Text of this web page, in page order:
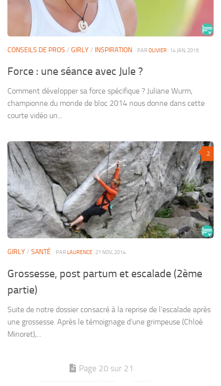
CONSEILS DE PROS / GIRLY/ INSPIRATION · PAR OLIVIER · 14 JAN, 2015
Force : une séance avec Jule ?
Comment développer sa force spécifique ? Juliane Wurm,
championne du monde de bloc 2014 nous donne dans cette
courte vidéo un...
2
GIRLY/ SANTÉ · PAR LAURENCE · 27 NOV, 2014
Grossesse, post partum et escalade (2ème
partie)
Suite de notre dossier consacré à la reprise de l’escalade après
une grossesse. Après le témoignage d’une grimpeuse (Chloé
Minoret),...
Page 20 sur 21